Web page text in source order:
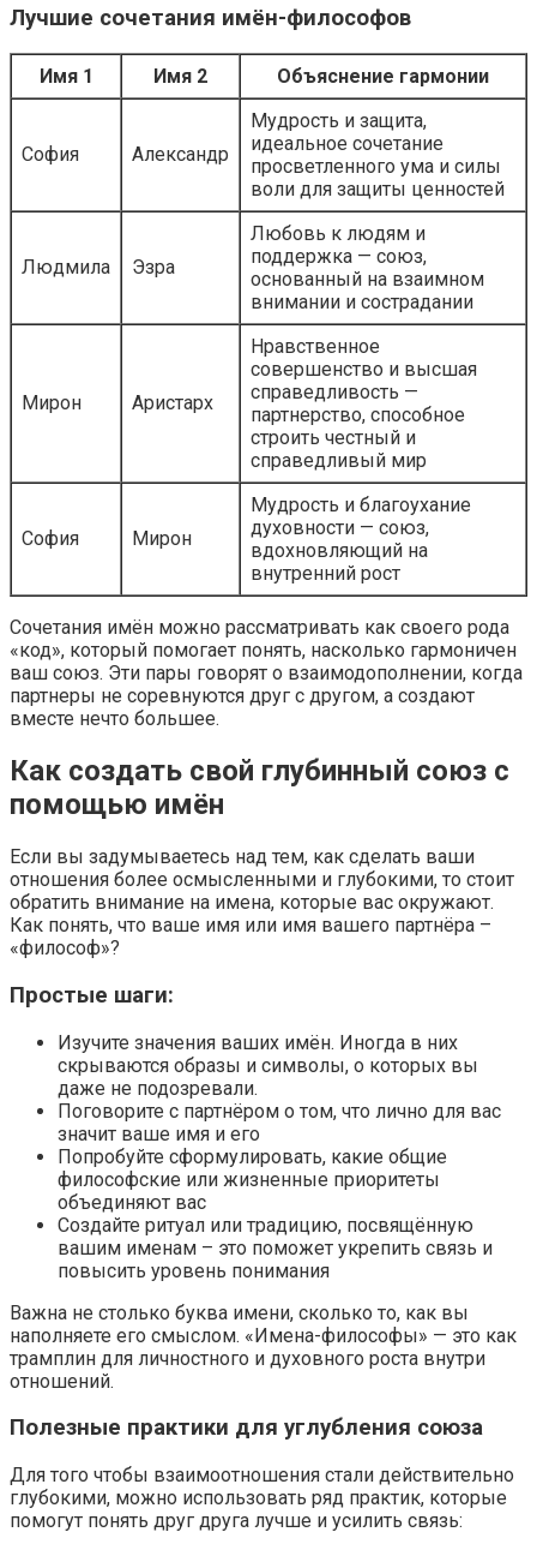
Лучшие сочетания имён-философов
Имя 1 Имя 2 Объяснение гармонии
София Александр
Мудрость и защита,
идеальное сочетание
просветленного ума и силы
воли для защиты ценностей
Людмила Эзра
Любовь к людям и
поддержка — союз,
основанный на взаимном
внимании и сострадании
Мирон Аристарх
Нравственное
совершенство и высшая
справедливость —
партнерство, способное
строить честный и
справедливый мир
София Мирон
Мудрость и благоухание
духовности — союз,
вдохновляющий на
внутренний рост
Сочетания имён можно рассматривать как своего рода
«код», который помогает понять, насколько гармоничен
ваш союз. Эти пары говорят о взаимодополнении, когда
партнеры не соревнуются друг с другом, а создают
вместе нечто большее.
Как создать свой глубинный союз с
помощью имён
Если вы задумываетесь над тем, как сделать ваши
отношения более осмысленными и глубокими, то стоит
обратить внимание на имена, которые вас окружают.
Как понять, что ваше имя или имя вашего партнёра –
«философ»?
Простые шаги:
Изучите значения ваших имён. Иногда в них
скрываются образы и символы, о которых вы
даже не подозревали.
Поговорите с партнёром о том, что лично для вас
значит ваше имя и его
Попробуйте сформулировать, какие общие
философские или жизненные приоритеты
объединяют вас
Создайте ритуал или традицию, посвящённую
вашим именам – это поможет укрепить связь и
повысить уровень понимания
Важна не столько буква имени, сколько то, как вы
наполняете его смыслом. «Имена-философы» — это как
трамплин для личностного и духовного роста внутри
отношений.
Полезные практики для углубления союза
Для того чтобы взаимоотношения стали действительно
глубокими, можно использовать ряд практик, которые
помогут понять друг друга лучше и усилить связь: